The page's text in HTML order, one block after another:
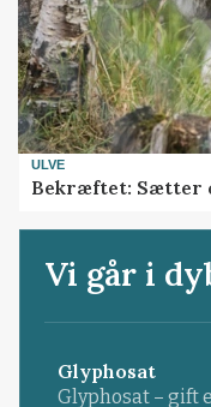
ULVE
Bekræftet: Sætter
Vi går i
Glyphosat
Glyphosat – gift